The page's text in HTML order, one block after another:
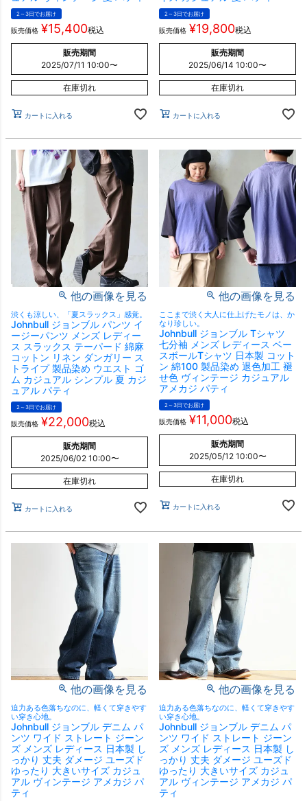
2～3日でお届け
販売価格 ¥15,400税込
販売期間
2025/07/11 10:00〜
在庫切れ
カートに入れる
2～3日でお届け
販売価格 ¥19,800税込
販売期間
2025/06/14 10:00〜
在庫切れ
カートに入れる
他の画像を見る
渋くも涼しい、「夏スラックス」感覚。
Johnbull ジョンブル パンツ イ
ージーパンツ メンズ レディー
ス スラックス テーパード 綿麻
コットン リネン ダンガリー ス
トライプ 製品染め ウエスト ゴ
ム カジュアル シンプル 夏 カジ
ュアル パティ
2～3日でお届け
販売価格 ¥22,000税込
販売期間
2025/06/02 10:00〜
在庫切れ
カートに入れる
他の画像を見る
ここまで渋く大人に仕上げたモノは、か
なり珍しい。
Johnbull ジョンブル Tシャツ
七分袖 メンズ レディース ベー
スボールTシャツ 日本製 コット
ン 綿100 製品染め 退色加工 褪
せ色 ヴィンテージ カジュアル
アメカジ パティ
2～3日でお届け
販売価格 ¥11,000税込
販売期間
2025/05/12 10:00〜
在庫切れ
カートに入れる
他の画像を見る
迫力ある色落ちなのに、軽くて穿きやす
い穿き心地。
Johnbull ジョンブル デニム パ
ンツ ワイド ストレート ジーン
ズ メンズ レディース 日本製 し
っかり 丈夫 ダメージ ユーズド
ゆったり 大きいサイズ カジュ
アル ヴィンテージ アメカジ パ
ティ
他の画像を見る
迫力ある色落ちなのに、軽くて穿きやす
い穿き心地。
Johnbull ジョンブル デニム パ
ンツ ワイド ストレート ジーン
ズ メンズ レディース 日本製 し
っかり 丈夫 ダメージ ユーズド
ゆったり 大きいサイズ カジュ
アル ヴィンテージ アメカジ パ
ティ